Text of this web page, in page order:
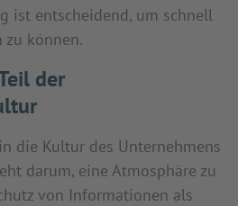
ist entscheidend, um schnell
können.
der
die Kultur des Unternehmens
darum, eine Atmosphäre zu
von Informationen als